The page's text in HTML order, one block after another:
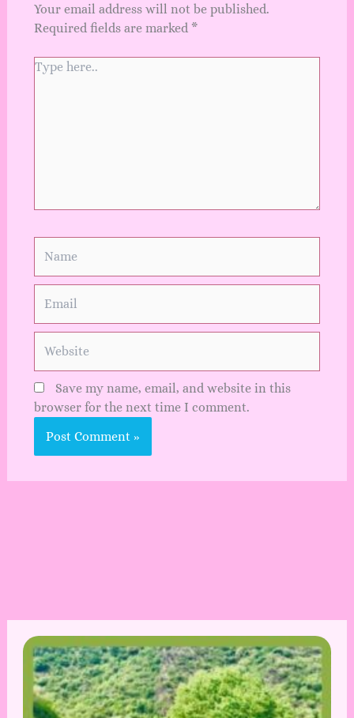
Your email address will not be published.
Required fields are marked *
Type
Save my name, email, and website in this
browser for the next time I comment.